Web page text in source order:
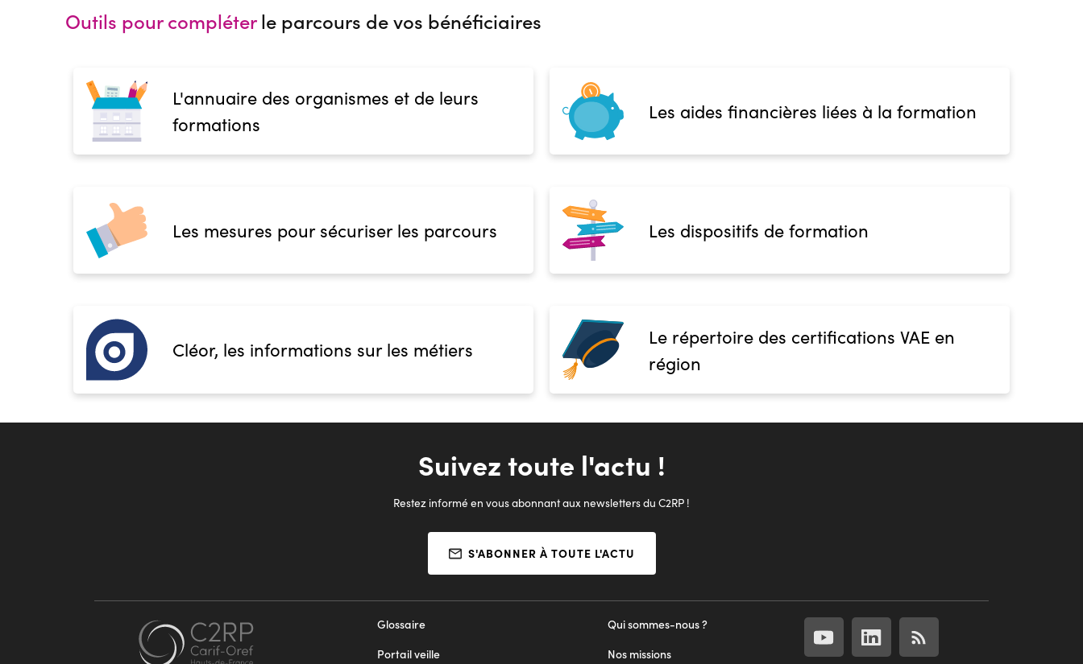
Outils pour compléterle parcours de vos bénéficiaires
L'annuaire des organismes et de leurs
formations
Les aides financières liées à la formation
Les mesures pour sécuriser les parcours Les dispositifs de formation
Cléor, les informations sur les métiers
Le répertoire des certifications VAE en
région
Suivez toute l'actu !
Restez informé en vous abonnant aux newsletters du C2RP !
S'ABONNER À TOUTE L'ACTU
Qui sommes-nous ?
Nos missions
Glossaire
Portail veille